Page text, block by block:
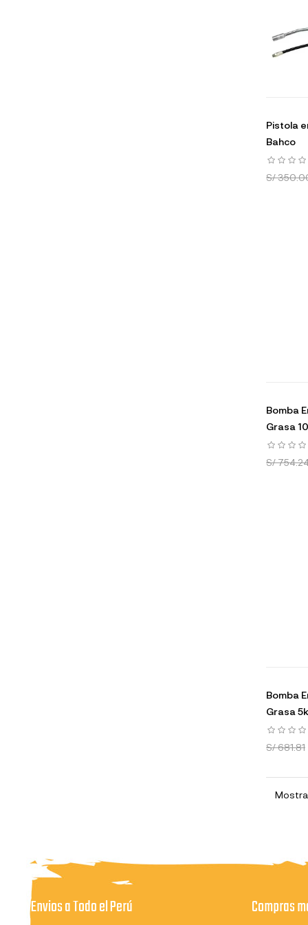
Pistola
Bahco
S/
Bomba
Grasa
S/
Bomba
Grasa
S/ 681.81
Envios a Todo el Perú Compras